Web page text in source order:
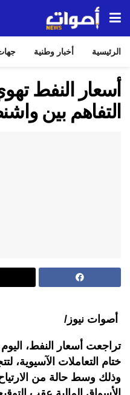
الرئيسية أخبار وطنية
أسعار النفط
التفاهم بين
أصوات نيوز/
وذلك وسط حالة من